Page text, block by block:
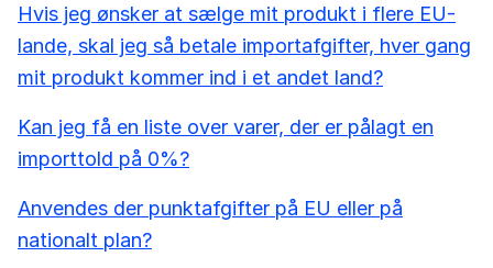
Hvis jeg ønsker at sælge mit produkt i flere EU-
lande, skal jeg så betale importafgifter, hver gang
mit produkt kommer ind i et andet land?
Kan jeg få en liste over varer, der er pålagt en
importtold på 0%?
Anvendes der punktafgifter på EU eller på
nationalt plan?